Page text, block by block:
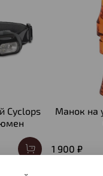
Cyclops
Манок на
1 900 ₽